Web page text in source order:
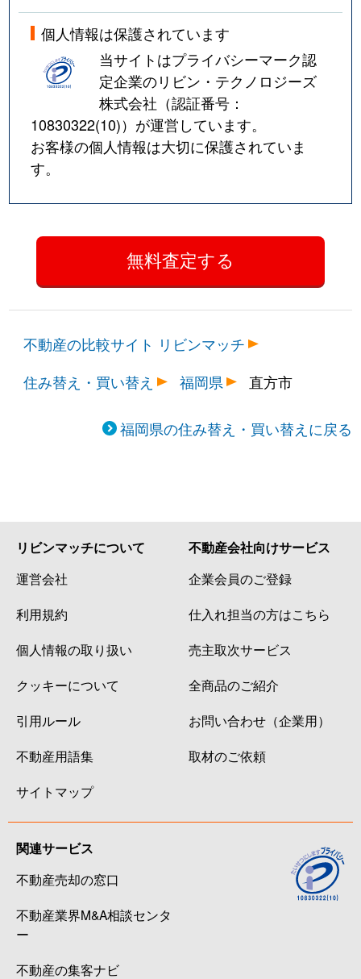
個人情報は保護されています
当サイトはプライバシーマーク認
定企業のリビン・テクノロジーズ
株式会社（認証番号：
10830322(10)）が運営しています。
お客様の個人情報は大切に保護されていま
す。
不動産の比較サイト リビンマッチ
住み替え・買い替え
福岡県 直方市
福岡県の住み替え・買い替えに戻る
リビンマッチについて
運営会社
利用規約
個人情報の取り扱い
クッキーについて
引用ルール
不動産用語集
サイトマップ
不動産会社向けサービス
企業会員のご登録
仕入れ担当の方はこちら
売主取次サービス
全商品のご紹介
お問い合わせ（企業用）
取材のご依頼
関連サービス
不動産売却の窓口
不動産業界M&A相談センタ
ー
不動産の集客ナビ